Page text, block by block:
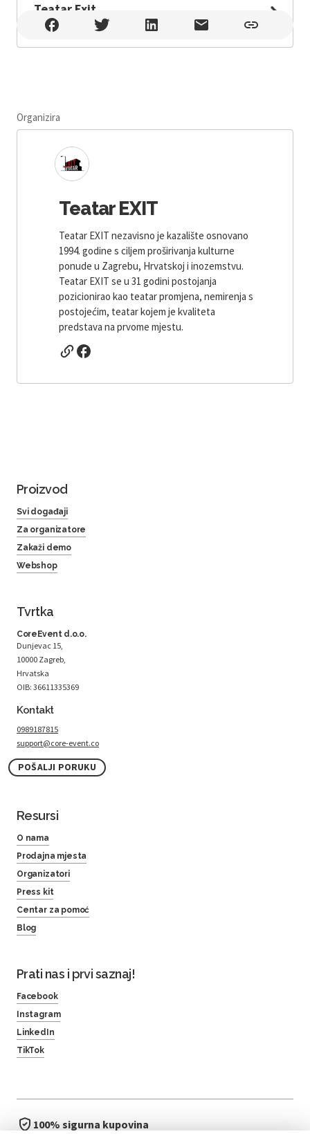
Teatar Exit
Teatar Exit , Zagreb
Organizira
Teatar EXIT
Teatar EXIT nezavisno je kazalište osnovano
1994. godine s ciljem proširivanja kulturne
ponude u Zagrebu, Hrvatskoj i inozemstvu.
Teatar EXIT se u 31 godini postojanja
pozicionirao kao teatar promjena, nemirenja s
postojećim, teatar kojem je kvaliteta
predstava na prvome mjestu.
Proizvod
Svi događaji
Za organizatore
Zakaži demo
Webshop
Tvrtka
CoreEvent d.o.o.
Dunjevac 15,
10000 Zagreb,
Hrvatska
OIB: 36611335369
Kontakt
0989187815
support@core-event.co
POŠALJI PORUKU
Resursi
O nama
Prodajna mjesta
Organizatori
Press kit
Centar za pomoć
Blog
Prati nas i prvi saznaj!
Facebook
Instagram
LinkedIn
TikTok
100% sigurna kupovina